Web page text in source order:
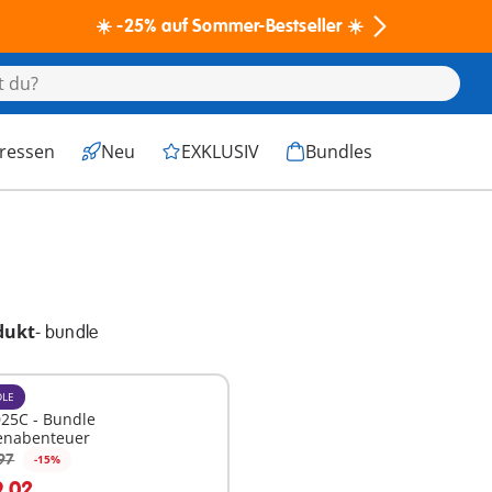
☀️ -25% auf Sommer-Bestseller ☀️
Neu EXKLUSIV Bundles
- bundle
- Bundle
-15%